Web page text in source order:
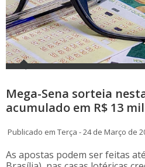
Mega-Sena sorteia
acumulado em R$ 13
Publicado em Terça - 24 de Março de
As apostas podem ser feitas